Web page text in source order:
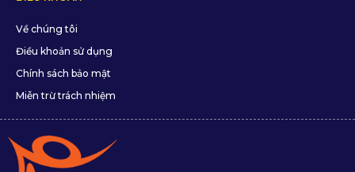
Về chúng tôi
Điều khoản sử dụng
Chính sách bảo mật
Miễn trừ trách nhiệm